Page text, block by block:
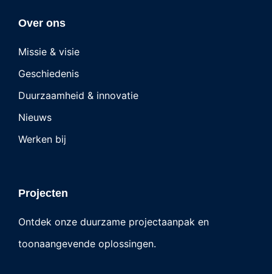
Over ons
Missie & visie
Geschiedenis
Duurzaamheid & innovatie
Nieuws
Werken bij
Projecten
Ontdek onze duurzame projectaanpak en
toonaangevende oplossingen.